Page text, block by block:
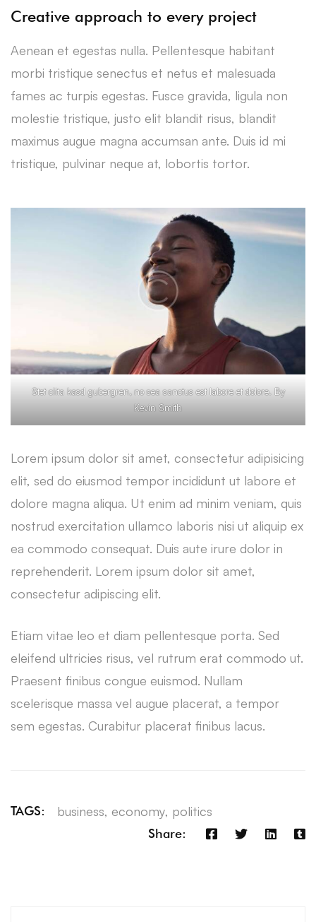
Creative approach to every project
Aenean et egestas nulla. Pellentesque habitant
morbi tristique senectus et netus et malesuada
fames ac turpis egestas. Fusce gravida, ligula non
molestie tristique, justo elit blandit risus, blandit
maximus augue magna accumsan ante. Duis id mi
tristique, pulvinar neque at, lobortis tortor.
Stet clita kasd gubergren, no sea sanctus est labore et dolore. By
Kevin Smith
Lorem ipsum dolor sit amet, consectetur adipisicing
elit, sed do eiusmod tempor incididunt ut labore et
dolore magna aliqua. Ut enim ad minim veniam, quis
nostrud exercitation ullamco laboris nisi ut aliquip ex
ea commodo consequat. Duis aute irure dolor in
reprehenderit. Lorem ipsum dolor sit amet,
consectetur adipiscing elit.
Etiam vitae leo et diam pellentesque porta. Sed
eleifend ultricies risus, vel rutrum erat commodo ut.
Praesent finibus congue euismod. Nullam
scelerisque massa vel augue placerat, a tempor
sem egestas. Curabitur placerat finibus lacus.
TAGS: business, economy, politics
Share: